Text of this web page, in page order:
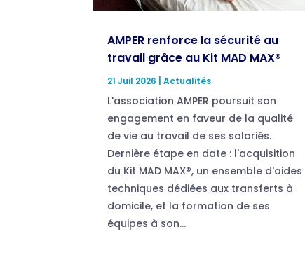
AMPER renforce la sécurité au
travail grâce au Kit MAD MAX®
21 Juil 2026 |Actualités
L'association AMPER poursuit son
engagement en faveur de la qualité
de vie au travail de ses salariés.
Dernière étape en date : l'acquisition
du Kit MAD MAX®, un ensemble d'aides
techniques dédiées aux transferts à
domicile, et la formation de ses
équipes à son...